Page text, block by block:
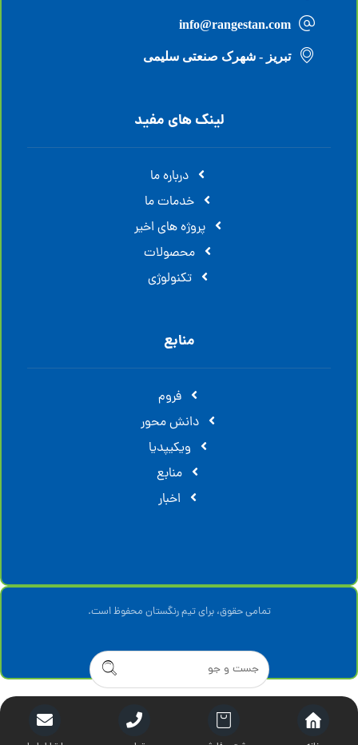
info@rangestan.com
تبریز - شهرک صنعتی سلیمی
لینک های مفید
درباره ما
خدمات ما
پروژه های اخیر
محصولات
تکنولوژی
منابع
فروم
دانش محور
ویکیپدیا
منابع
اخبار
تمامی حقوق، برای تیم رنگستان محفوظ است.